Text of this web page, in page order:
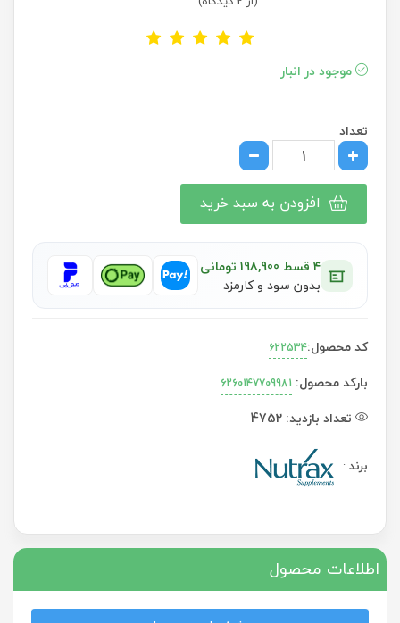
موجود در انبار
تعداد
افزودن به سبد خرید
۴ قسط 198,900 تومانی
بدون سود و کارمزد
برند:
کد محصول:622534
بارکد محصول: 6260147709981
تعداد بازدید: 4752
اطلاعات محصول